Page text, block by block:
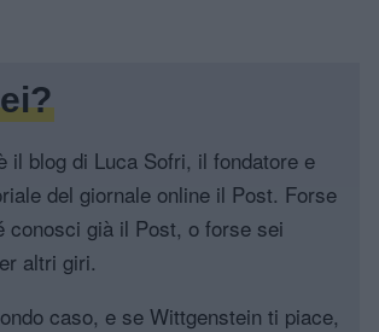
il blog di Luca Sofri, il fondatore e
del giornale online il Post. Forse
conosci già il Post, o forse sei
altri giri.
caso, e se Wittgenstein ti piace,